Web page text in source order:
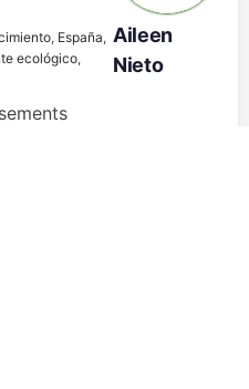
, España,
ecológico,
Aileen
Nieto